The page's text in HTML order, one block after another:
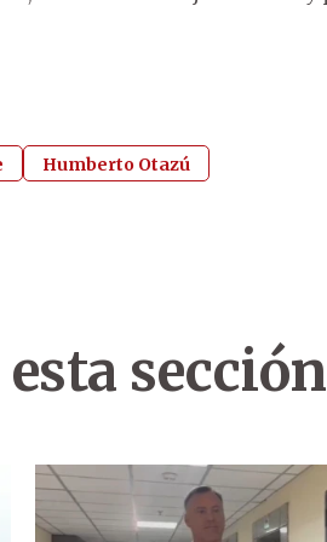
Humberto Otazú
sección